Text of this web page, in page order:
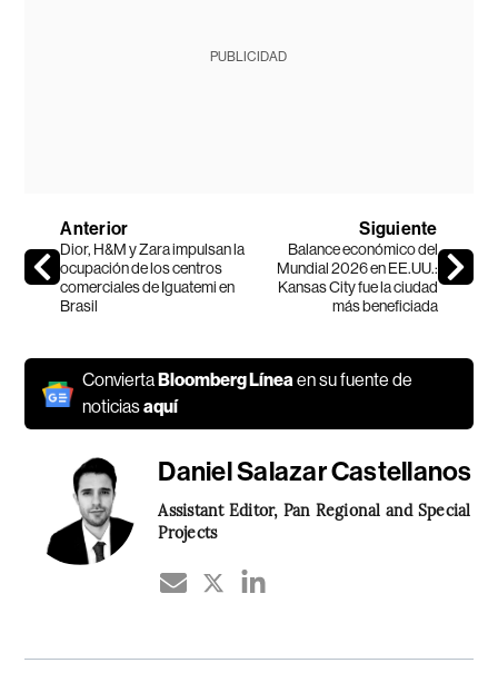
PUBLICIDAD
Anterior
Dior, H&M y Zara impulsan la
ocupación de los centros
comerciales de Iguatemi en
Brasil
Siguiente
Balance económico del
Mundial 2026 en EE.UU.:
Kansas City fue la ciudad
más beneficiada
Convierta Bloomberg Líneaen su fuente de
noticiasaquí
Daniel Salazar Castellanos
Assistant Editor, Pan Regional and Special
Projects